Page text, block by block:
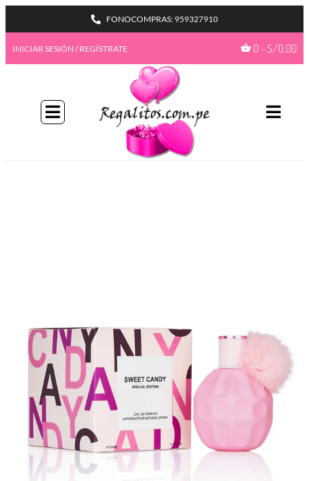
FONOCOMPRAS: 959327910
INICIAR SESIÓN / REGÍSTRATE 0-S/0.00
BIENVENIDA A NUESTRO
PROGAMA GIFTBENEFITS
HAZTE MIEMBRO
Con más formas de desbloquear beneficios
emocionantes, este es su pase de acceso total a
!Gana GiftPoints por diferentes acciones y
convierte esos GiftPoints en increíbles
recompensas!
Formas de ganar
Formas de canjear